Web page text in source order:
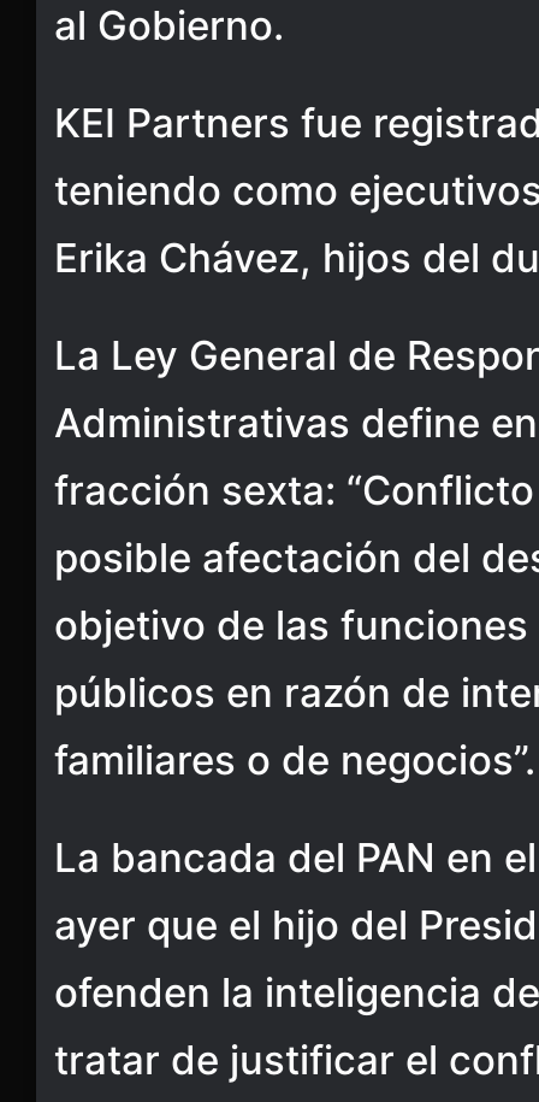
al Gobierno.
KEI Partners fue
teniendo como
Erika Chávez, hijos del
La Ley General de
Administrativas define
fracción sexta:
posible afectación del
objetivo de las
públicos en razón de
familiares o de negocios”.
La bancada del PAN en
ayer que el hijo del
ofenden la inteligencia
tratar de justificar el